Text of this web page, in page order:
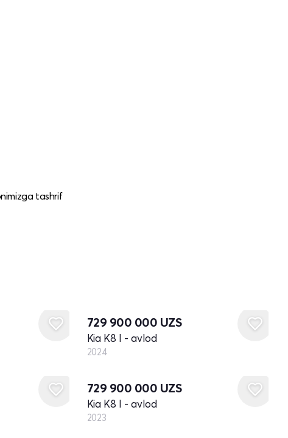
tashrif
729 900 000 UZS
Kia K8 I - avlod
2024
729 900 000 UZS
Kia K8 I - avlod
2023